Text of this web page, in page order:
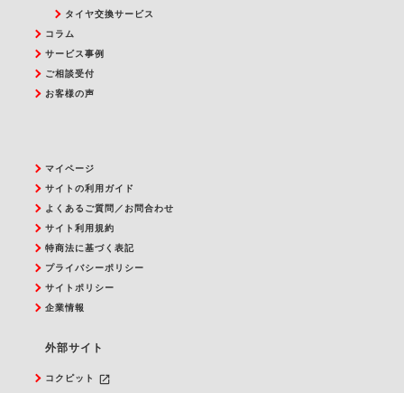
タイヤ交換サービス
コラム
サービス事例
ご相談受付
お客様の声
マイページ
サイトの利用ガイド
よくあるご質問／お問合わせ
サイト利用規約
特商法に基づく表記
プライバシーポリシー
サイトポリシー
企業情報
外部サイト
コクピット
launch